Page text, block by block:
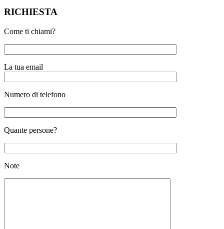
RICHIESTA
Come ti chiami?
La tua email
Numero di telefono
Quante persone?
Note